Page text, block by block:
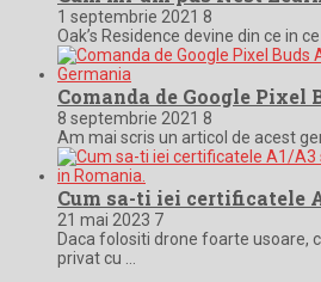
1 septembrie 2021 8
Oak’s Residence devine din ce in
Comanda de Google Pixel
8 septembrie 2021 8
Am mai scris un articol de acest
Cum sa-ti iei certificatele
21 mai 2023 7
Daca folositi drone foarte usoare,
privat cu …